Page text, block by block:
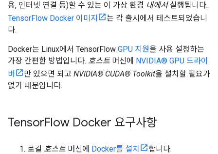
용, 인터넷 연결 등)할 수 있는 이 가상 환경 내에서실행됩니다.
TensorFlow Docker 이미지
는 각 출시에서 테스트되었습니
다.
Docker는 Linux에서 TensorFlow GPU 지원을 사용 설정하는
가장 간편한 방법입니다. 호스트머신에 NVIDIA® GPU 드라이
버
만 있으면 되고 NVIDIA® CUDA® Toolkit을 설치할 필요가
없기 때문입니다.
TensorFlow Docker 요구사항
로컬 호스트머신에 Docker를 설치
합니다.